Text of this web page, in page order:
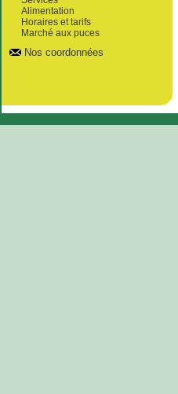
Alimentation
Horaires et tarifs
Marché aux puces
Nos coordonnées